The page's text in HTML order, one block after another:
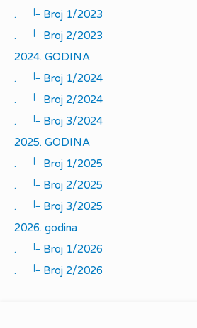
.
|_
Broj 1/2023
.
|_
Broj 2/2023
2024. GODINA
.
|_
Broj 1/2024
.
|_
Broj 2/2024
.
|_
Broj 3/2024
2025. GODINA
.
|_
Broj 1/2025
.
|_
Broj 2/2025
.
|_
Broj 3/2025
2026. godina
.
|_
Broj 1/2026
.
|_ Broj 2/2026